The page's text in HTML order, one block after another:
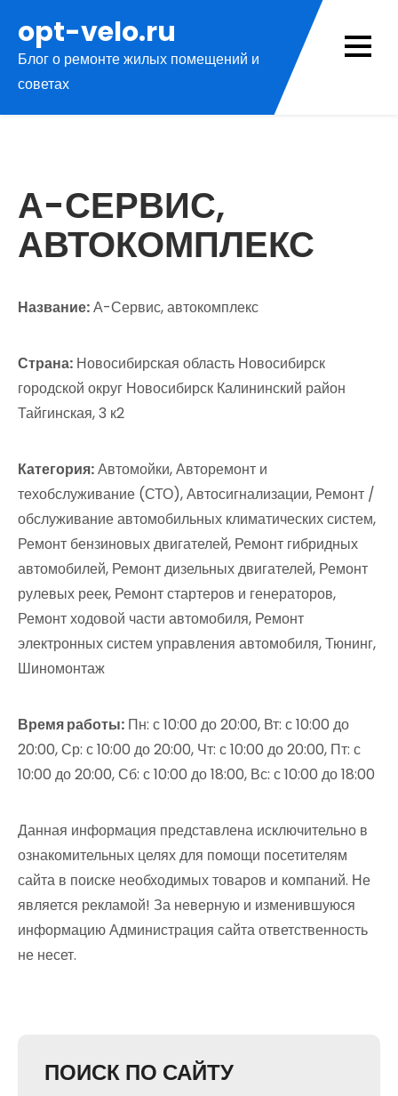
содержимому
opt-velo.ru
Блог о ремонте жилых помещений и
советах
А-СЕРВИС,
АВТОКОМПЛЕКС
Название:А-Сервис, автокомплекс
Страна: Новосибирская область Новосибирск
городской округ Новосибирск Калининский район
Тайгинская, 3 к2
Категория:Автомойки, Авторемонт и
техобслуживание (СТО), Автосигнализации, Ремонт /
обслуживание автомобильных климатических систем,
Ремонт бензиновых двигателей, Ремонт гибридных
автомобилей, Ремонт дизельных двигателей, Ремонт
рулевых реек, Ремонт стартеров и генераторов,
Ремонт ходовой части автомобиля, Ремонт
электронных систем управления автомобиля, Тюнинг,
Шиномонтаж
Время работы: Пн: с 10:00 до 20:00, Вт: с 10:00 до
20:00, Ср: с 10:00 до 20:00, Чт: с 10:00 до 20:00, Пт: с
10:00 до 20:00, Сб: с 10:00 до 18:00, Вс: с 10:00 до 18:00
Данная информация представлена исключительно в
ознакомительных целях для помощи посетителям
сайта в поиске необходимых товаров и компаний. Не
является рекламой! За неверную и изменившуюся
информацию Администрация сайта ответственность
не несет.
ПОИСК ПО САЙТУ